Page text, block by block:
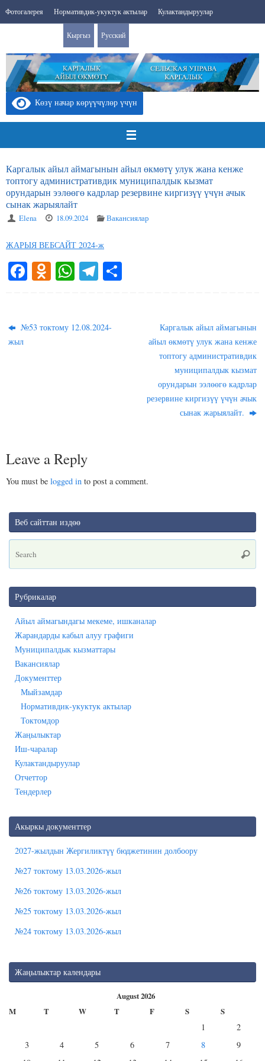
Skip
to
Фотогалерея Нормативдик-укуктук актылар Кулактандыруулар
Кыргыз Русский
Көзү начар көрүүчүлөр үчүн
Каргалык айыл аймагынын айыл өкмөтү улук жана кенже
топтогу административдик муниципалдык кызмат
орундарын ээлөөгө кадрлар резервине киргизүү үчүн ачык
сынак жарыялайт
Elena 18.09.2024 Вакансиялар
ЖАРЫЯ ВЕБСАЙТ 2024-ж
Fa
ok
O
la
W
A
Te
a
№53 токтому 12.08.2024-
жыл
Каргалык айыл аймагынын
айыл өкмөтү улук жана кенже
топтогу административдик
муниципалдык кызмат
орундарын ээлөөгө кадрлар
резервине киргизүү үчүн ачык
сынак жарыялайт.
Leave a Reply
You must be logged in to post a comment.
Веб сайттан издөө
Рубрикалар
Айыл аймагындагы мекеме, ишканалар
Жарандарды кабыл алуу графиги
Муниципалдык кызматтары
Вакансиялар
Документтер
Мыйзамдар
Нормативдик-укуктук актылар
Токтомдор
Жаңылыктар
Иш-чаралар
Кулактандыруулар
Отчеттор
Тендерлер
Акыркы документтер
2027-жылдын Жергиликтүү бюджетинин долбоору
№27 токтому 13.03.2026-жыл
№26 токтому 13.03.2026-жыл
№25 токтому 13.03.2026-жыл
№24 токтому 13.03.2026-жыл
Жаңылыктар календары
August 2026
M
T W T F S S
1
2
3
4 5 6 7 8
9